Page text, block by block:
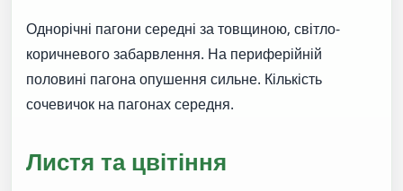
Однорічні пагони середні за товщиною, світло-
коричневого забарвлення. На периферійній
половині пагона опушення сильне. Кількість
сочевичок на пагонах середня.
Листя та цвітіння